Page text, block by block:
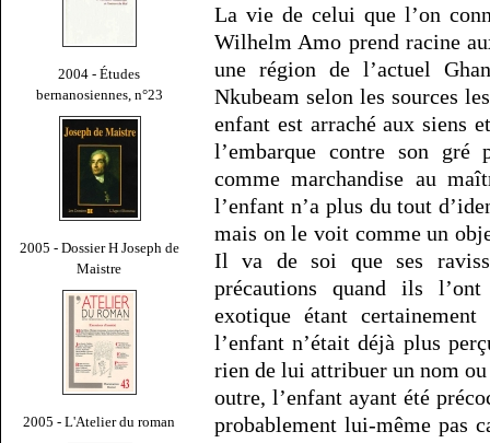
2004 - Études
bernanosiennes, n°23
2005 - Dossier H Joseph de
Maistre
2005 - L'Atelier du roman
La vie de celui que l’on
Wilhelm Amo prend racine
une région de l’actuel
Nkubeam selon les sources
enfant est arraché aux siens
l’embarque contre son gré
comme marchandise au
l’enfant n’a plus du tout
mais on le voit comme un
Il va de soi que ses
précautions quand ils
exotique étant
l’enfant n’était déjà plus
rien de lui attribuer un nom
outre, l’enfant ayant été
probablement lui-même pas